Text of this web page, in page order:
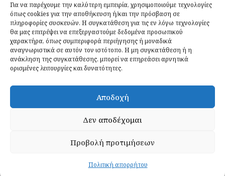
Για να παρέχουμε την καλύτερη εμπειρία, χρησιμοποιούμε τεχνολογίες
όπως cookies για την αποθήκευση ή/και την πρόσβαση σε
πληροφορίες συσκευών. Η συγκατάθεση για τις εν λόγω τεχνολογίες
θα μας επιτρέψει να επεξεργαστούμε δεδομένα προσωπικού
χαρακτήρα, όπως συμπεριφορά περιήγησης ή μοναδικά
αναγνωριστικά σε αυτόν τον ιστότοπο. Η μη συγκατάθεση ή η
ανάκληση της συγκατάθεσης, μπορεί να επηρεάσει αρνητικά
ορισμένες λειτουργίες και δυνατότητες.
Αποδοχή
Δεν αποδέχομαι
Προβολή προτιμήσεων
Πολιτική απορρήτου
Ιδανικές Τροφές 26 Ιουλίου 2026
Εγγραφείτε
ΕΓΓΡΑΦΉ
Έχω διαβάσει και δέχομαι τηνπολιτική απορρήτου
Creative.